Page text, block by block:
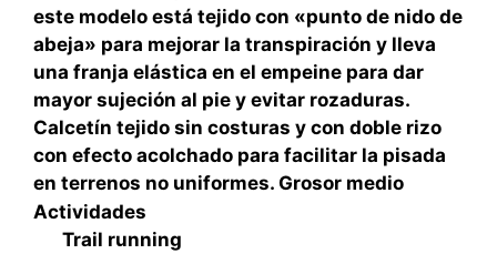
este modelo está tejido con «punto de nido de
abeja» para mejorar la transpiración y lleva
una franja elástica en el empeine para dar
mayor sujeción al pie y evitar rozaduras.
Calcetín tejido sin costuras y con doble rizo
con efecto acolchado para facilitar la pisada
en terrenos no uniformes. Grosor medio
Actividades
Trail running